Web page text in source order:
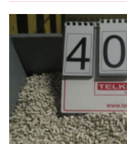
PORELSZÍVÓ
ELSZÍVÓ
PORSZŰRŐK,
PORKAMRÁK
(9)
ROOTS FÚVÓ (1)
NEMESACÉL (7)